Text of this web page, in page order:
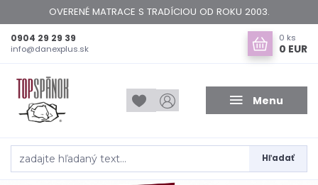
OVERENÉ MATRACE S TRADÍCIOU OD ROKU 2003.
Menu
Hľadať
0904 29 29 39
info@danexplus.sk
0 ks
0 EUR